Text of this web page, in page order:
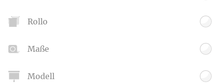
Rollo
Maße
Modell